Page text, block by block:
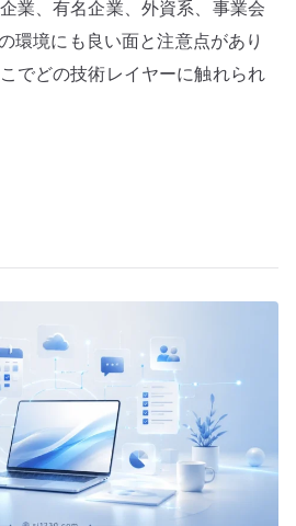
業、有名企業、外資系、事業会
環境にも良い面と注意点があり
でどの技術レイヤーに触れられ